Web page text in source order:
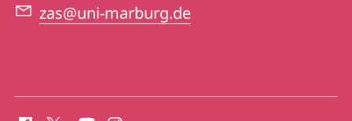
zas@uni-marburg.de